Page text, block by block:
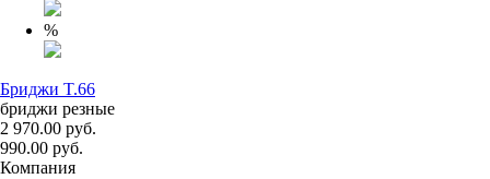
%
Бриджи T.66
бриджи резные
2 970.00 руб.
990.00 руб.
Компания